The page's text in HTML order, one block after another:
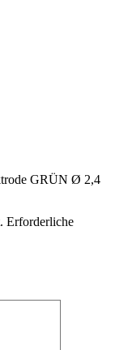
GRÜN Ø 2,4
Erforderliche